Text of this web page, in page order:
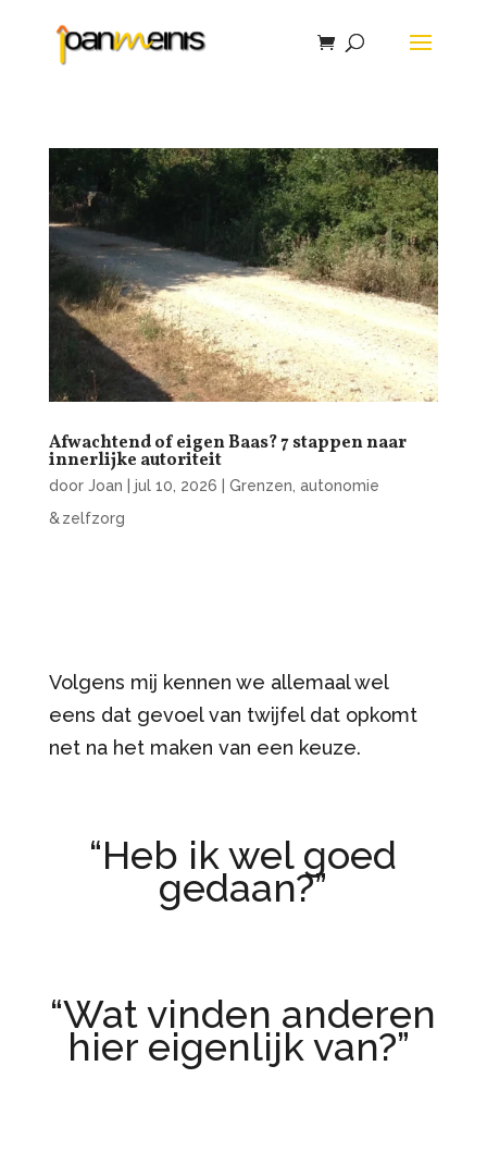
Afwachtend of eigen Baas? 7 stappen naar
innerlijke autoriteit
door Joan jul 10, 2026
Grenzen, autonomie
& zelfzorg
Volgens mij kennen we allemaal wel
eens dat gevoel van twijfel dat opkomt
net na het maken van een keuze.
“Heb ik wel goed
gedaan?”
“Wat vinden anderen
hier eigenlijk van?”